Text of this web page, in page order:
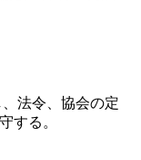
法令、協会の定
する。